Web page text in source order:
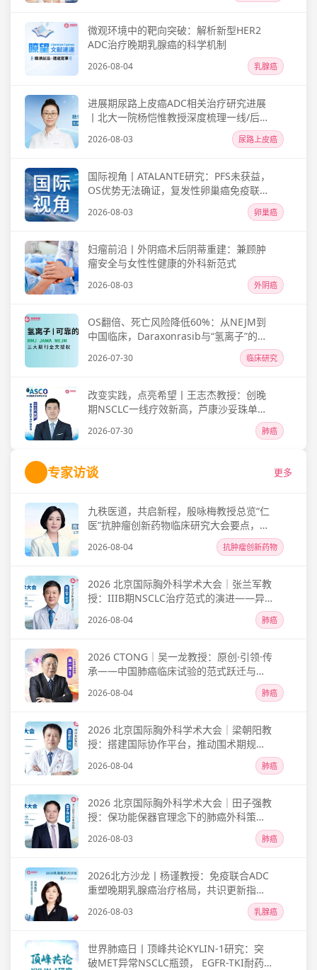
微观环境中的靶向突破：解析新型HER2
ADC治疗晚期乳腺癌的科学机制
2026-08-04 乳腺癌
进展期尿路上皮癌ADC相关治疗研究进展
丨北大一院杨恺惟教授深度梳理一线/后线
2026-08-03 尿路上皮癌
国际视角丨ATALANTE研究：PFS未获益，
OS优势无法确证，复发性卵巢癌免疫联合
2026-08-03 卵巢癌
妇瘤前沿丨外阴癌术后阴蒂重建：兼顾肿
瘤安全与女性性健康的外科新范式
2026-08-03 外阴癌
OS翻倍、死亡风险降低60%：从NEJM到
中国临床，Daraxonrasib与“氢离子”的双
2026-07-30 临床研究
改变实践，点亮希望丨王志杰教授：创晚
期NSCLC一线疗效新高，芦康沙妥珠单抗
2026-07-30 肺癌
专家访谈 更多
九秩医道，共启新程，殷咏梅教授总览“仁
医”抗肿瘤创新药物临床研究大会要点，指
2026-08-04 抗肿瘤创新药物
2026 北京国际胸外科学术大会｜张兰军教
授：IIIB期NSCLC治疗范式的演进——异
质性分层、新辅助免疫转化与个体化外科
决策
2026-08-04 肺癌
2026 CTONG｜吴一龙教授：原创·引领·传
承——中国肺癌临床试验的范式跃迁与未
2026-08-04 肺癌
2026 北京国际胸外科学术大会｜梁朝阳教
授：搭建国际协作平台，推动围术期规范
管理——在肺癌慢病化时代锚定外科价值
2026-08-04 肺癌
2026 北京国际胸外科学术大会｜田子强教
授：保功能保器官理念下的肺癌外科策略
2026-08-03 肺癌
2026北方沙龙丨杨谨教授：免疫联合ADC
重塑晚期乳腺癌治疗格局，共识更新指引
2026-08-03 乳腺癌
世界肺癌日丨顶峰共论KYLIN-1研究：突
破MET异常NSCLC瓶颈， EGFR-TKI耐药